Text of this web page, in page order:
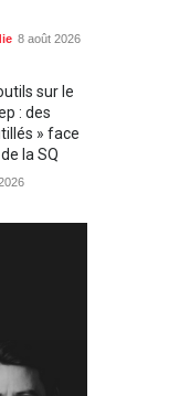
8 août 2026
sur le
: des
» face
la SQ